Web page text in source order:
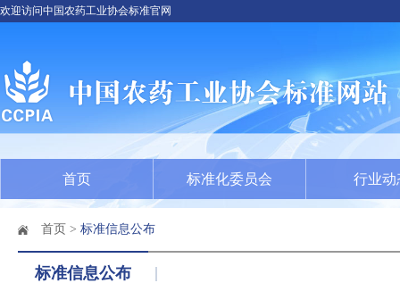
欢迎访问中国农药工业协会标准官网
首页 标准化委员会 行业动
首页 > 标准信息公布
标准信息公布